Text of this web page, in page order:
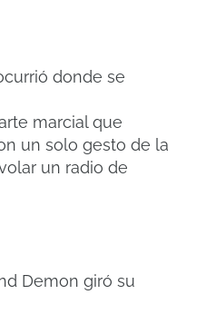
donde se
marcial que
un solo gesto de la
un radio de
Demon giró su